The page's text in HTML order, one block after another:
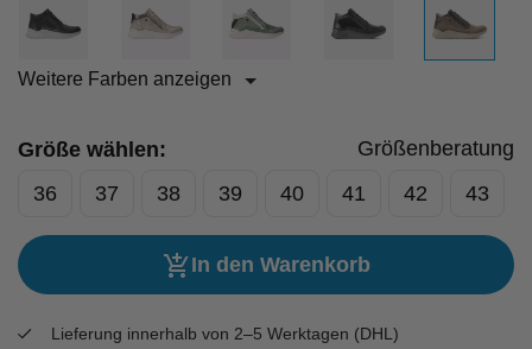
Weitere Farben anzeigen
Größe wählen:
Größenberatung
36
37 38 39 40 41 42 43
In den Warenkorb
Lieferung innerhalb von 2–5 Werktagen (DHL)